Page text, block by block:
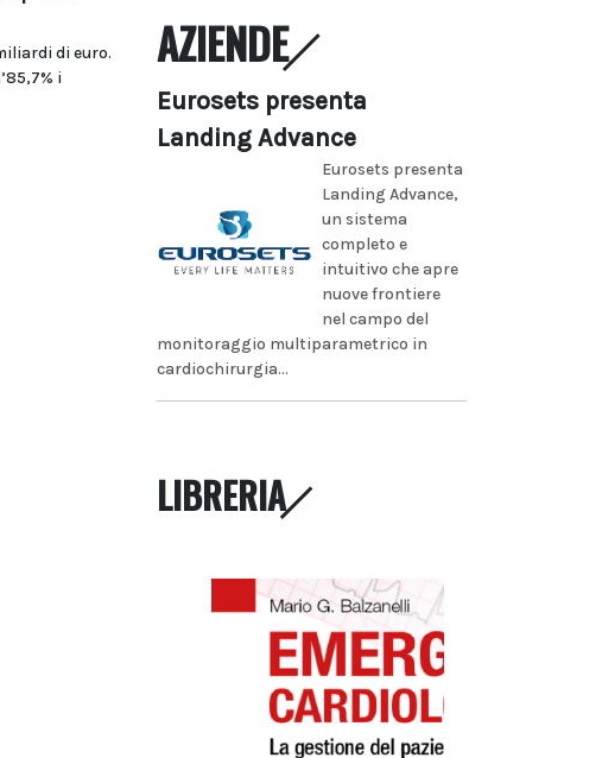
di euro.
i
AZIENDE
Eurosets presenta
Landing Advance
Eurosets presenta
Landing Advance,
un sistema
completo e
intuitivo che apre
nuove frontiere
nel campo del
monitoraggio multiparametrico in
cardiochirurgia...
LIBRERIA